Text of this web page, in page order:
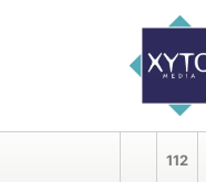
112